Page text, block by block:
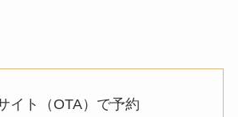
イト（OTA）で予約